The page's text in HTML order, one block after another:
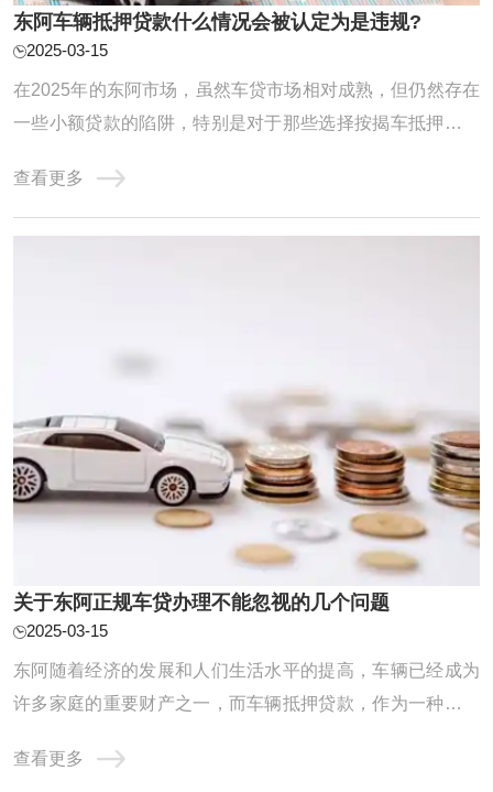
东阿车辆抵押贷款什么情况会被认定为是违规?
2025-03-15
在2025年的东阿市场，虽然车贷市场相对成熟，但仍然存在
一些小额贷款的陷阱，特别是对于那些选择按揭车抵押贷款
阱，帮助您避免不必要的财务困扰和法律风险。车辆评估值
与贷款额比例不得超过50%。关于抵押车的新闻一直层出不
查看更多
关于东阿正规车贷办理不能忽视的几个问题
2025-03-15
东阿随着经济的发展和人们生活水平的提高，车辆已经成为
许多家庭的重要财产之一，而车辆抵押贷款，作为一种快速
车辆抵押贷款，以下两个细节你必须知道：在办理东阿正规
查看更多